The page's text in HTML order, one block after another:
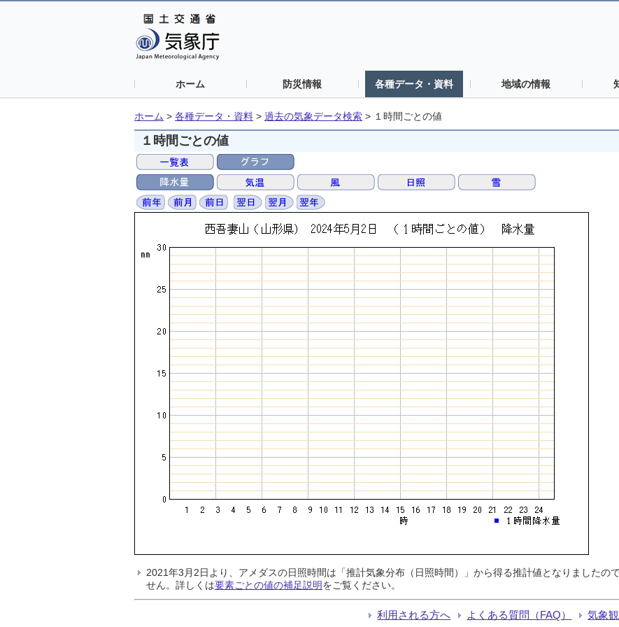
ホーム 防災情報 各種データ・資料 地域の情報
ホーム > 各種データ・資料 > 過去の気象データ検索 > １時間ごとの値
１時間ごとの値
2021年3月2日より、アメダスの日照時間は「推計気象分布（日照時間）」から得る推計値となりましたの
せん。詳しくは要素ごとの値の補足説明をご覧ください。
利用される方へ よくある質問（FAQ） 気象